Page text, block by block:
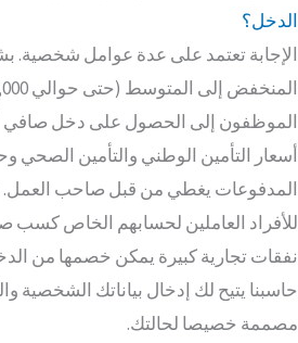
الدخل؟
الإجابة تعتمد على عدة عوامل شخصية.
الموظفون إلى الحصول على دخل
أسعار التأمين الوطني والتأمين الصحي
المدفوعات يغطي من قبل صاحب العمل.
للأفراد العاملين لحسابهم الخاص كسب
نفقات تجارية كبيرة يمكن خصمها من
حاسبنا يتيح لك إدخال بياناتك الشخصية
مصممة خصيصا لحالتك.